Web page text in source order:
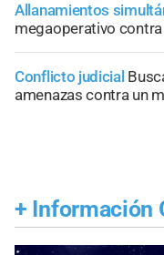
Allanamientos
megaoperativo
Conflicto judicial
amenazas contra un
+ Información